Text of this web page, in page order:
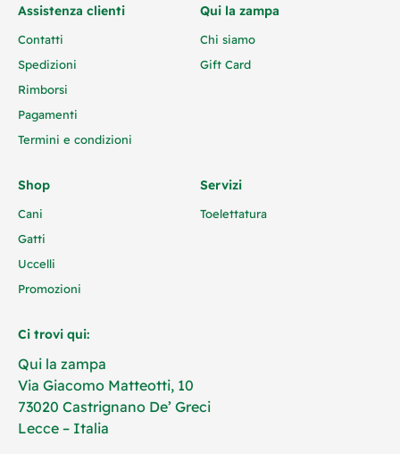
Assistenza clienti
Contatti
Spedizioni
Rimborsi
Pagamenti
Termini e condizioni
Qui la zampa
Chi siamo
Gift Card
Shop
Cani
Gatti
Uccelli
Promozioni
Servizi
Toelettatura
Ci trovi qui:
Qui la zampa
Via Giacomo Matteotti, 10
73020 Castrignano De’ Greci
Lecce – Italia